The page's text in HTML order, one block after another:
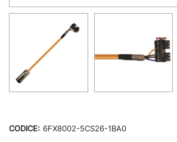
CODICE: 6FX8002-5CS26-1BA0